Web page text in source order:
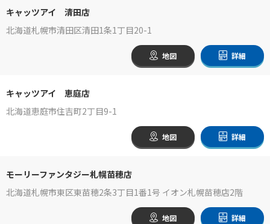
キャッツアイ 清田店
北海道札幌市清田区清田1条1丁目20-1
地図 詳細
キャッツアイ 恵庭店
北海道恵庭市住吉町2丁目9-1
地図 詳細
モーリーファンタジー札幌苗穂店
北海道札幌市東区東苗穂2条3丁目1番1号 イオン札幌苗穂店2階
地図 詳細